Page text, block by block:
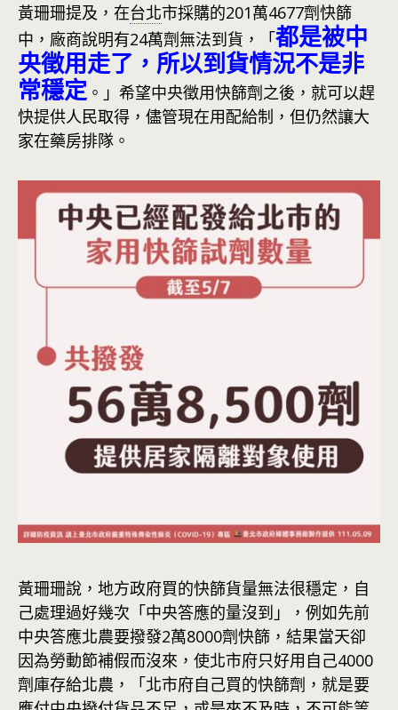
黃珊珊提及，在台北市採購的201萬4677劑快篩
中，廠商說明有24萬劑無法到貨，「都是被中
央徵用走了，所以到貨情況不是非
常穩定。」希望中央徵用快篩劑之後，就可以趕
快提供人民取得，儘管現在用配給制，但仍然讓大
家在藥房排隊。
黃珊珊說，地方政府買的快篩貨量無法很穩定，自
己處理過好幾次「中央答應的量沒到」，例如先前
中央答應北農要撥發2萬8000劑快篩，結果當天卻
因為勞動節補假而沒來，使北市府只好用自己4000
劑庫存給北農，「北市府自己買的快篩劑，就是要